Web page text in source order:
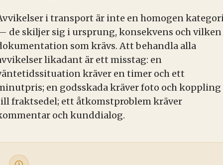
i transport är inte en homogen
de skiljer sig i ursprung, konsekvens och vilken
som krävs. Att behandla alla
likadant är ett misstag: en
kräver en timer och ett
en godsskada kräver foto och koppling
fraktsedel; ett åtkomstproblem kräver
och kunddialog.